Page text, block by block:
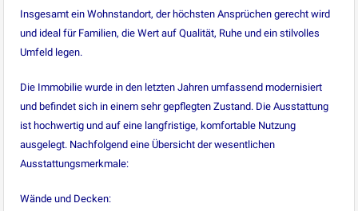
Insgesamt ein Wohnstandort, der höchsten Ansprüchen gerecht wird
und ideal für Familien, die Wert auf Qualität, Ruhe und ein stilvolles
Umfeld legen.
Die Immobilie wurde in den letzten Jahren umfassend modernisiert
und befindet sich in einem sehr gepflegten Zustand. Die Ausstattung
ist hochwertig und auf eine langfristige, komfortable Nutzung
ausgelegt. Nachfolgend eine Übersicht der wesentlichen
Ausstattungsmerkmale:
Wände und Decken: